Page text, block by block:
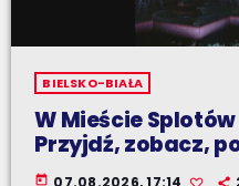
BIELSKO-BIAŁA
W Mieście
Przyjdź, zobacz,
today